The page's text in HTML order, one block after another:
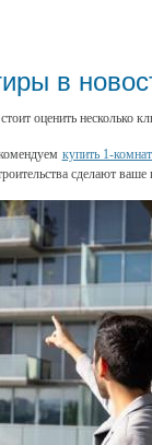
в
оценить несколько
купить 1-
сделают